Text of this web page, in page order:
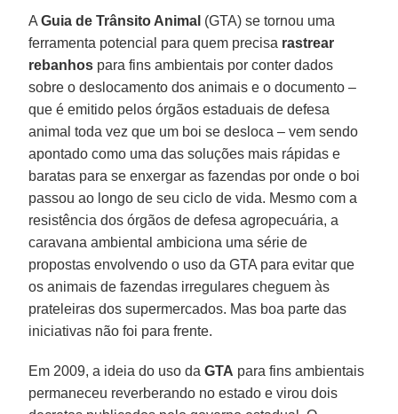
AGuia de Trânsito Animal (GTA) se tornou uma
ferramenta potencial para quem precisa rastrear
rebanhos para fins ambientais por conter dados
sobre o deslocamento dos animais e o documento –
que é emitido pelos órgãos estaduais de defesa
animal toda vez que um boi se desloca – vem sendo
apontado como uma das soluções mais rápidas e
baratas para se enxergar as fazendas por onde o boi
passou ao longo de seu ciclo de vida. Mesmo com a
resistência dos órgãos de defesa agropecuária, a
caravana ambiental ambiciona uma série de
propostas envolvendo o uso da GTA para evitar que
os animais de fazendas irregulares cheguem às
prateleiras dos supermercados. Mas boa parte das
iniciativas não foi para frente.
Em 2009, a ideia do uso daGTA para fins ambientais
permaneceu reverberando no estado e virou dois